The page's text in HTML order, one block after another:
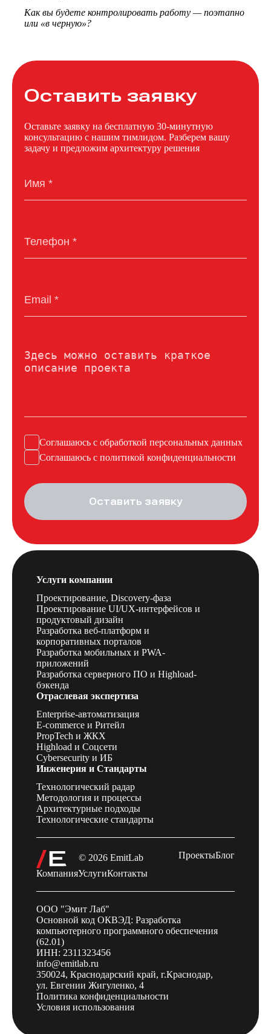
Как вы будете контролировать работу — поэтапно
или «в черную»?
Оставить заявку
Оставьте заявку на бесплатную 30-минутную
консультацию с нашим тимлидом. Разберем вашу
задачу и предложим архитектуру решения
Соглашаюсь с обработкой персональных данных
Соглашаюсь с политикой конфиденциальности
Оставить заявку
Услуги компании
Проектирование, Discovery-фаза
Проектирование UI/UX-интерфейсов и
продуктовый дизайн
Разработка веб-платформ и
корпоративных порталов
Разработка мобильных и PWA-
приложений
Разработка серверного ПО и Highload-
бэкенда
Отраслевая экспертиза
Enterprise-автоматизация
E-commerce и Ритейл
PropTech и ЖКХ
Highload и Соцсети
Cybersecurity и ИБ
Инженерия и Стандарты
Технологический радар
Методология и процессы
Архитектурные подходы
Технологические стандарты
© 2026 EmitLab ПроектыБлог
КомпанияУслугиКонтакты
ООО "Эмит Лаб"
Основной код ОКВЭД: Разработка
компьютерного программного обеспечения
(62.01)
ИНН: 2311323456
info@emitlab.ru
350024, Краснодарский край, г.Краснодар,
ул. Евгении Жигуленко, 4
Политика конфиденциальности
Условия использования